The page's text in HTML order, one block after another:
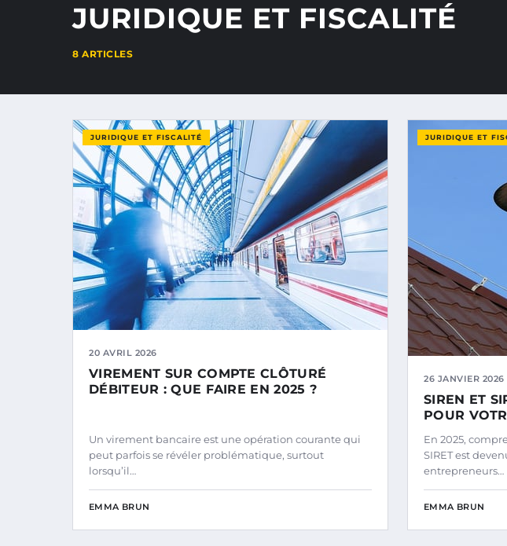
JURIDIQUE ET FISCALITÉ
8 ARTICLES
JURIDIQUE ET FISCALITÉ
20 AVRIL 2026
VIREMENT SUR COMPTE CLÔTURÉ
DÉBITEUR : QUE FAIRE EN 2025 ?
Un virement bancaire est une opération courante qui
peut parfois se révéler problématique, surtout
lorsqu’il…
EMMA BRUN
JURIDIQUE ET
26 JANVIER 2026
SIREN ET
POUR
En 2025,
SIRET est
entrepreneurs…
EMMA BRUN